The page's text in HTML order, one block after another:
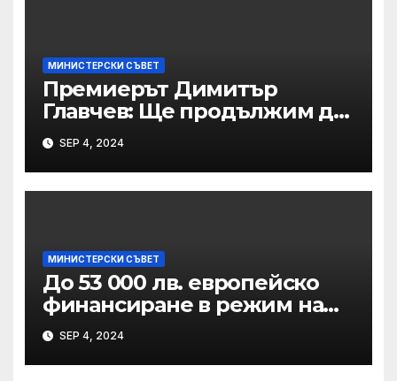
МИНИСТЕРСКИ СЪВЕТ
Премиерът Димитър
Главчев: Ще продължим да
си вършим работата и ще
бъдем равноотдалечени от
всички политически сили
SEP 4, 2024
МИНИСТЕРСКИ СЪВЕТ
До 53 000 лв. европейско
финансиране в режим на
„непомощ“ може да получи
безвъзмездно всяко НПО
SEP 4, 2024